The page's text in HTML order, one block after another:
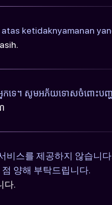
ketidaknyamanan
កទេ។ សូមអភ័យទោសចំពោះបញ្ហ
비스를 제공하지 않습니
양해 부탁드립니다.
다.